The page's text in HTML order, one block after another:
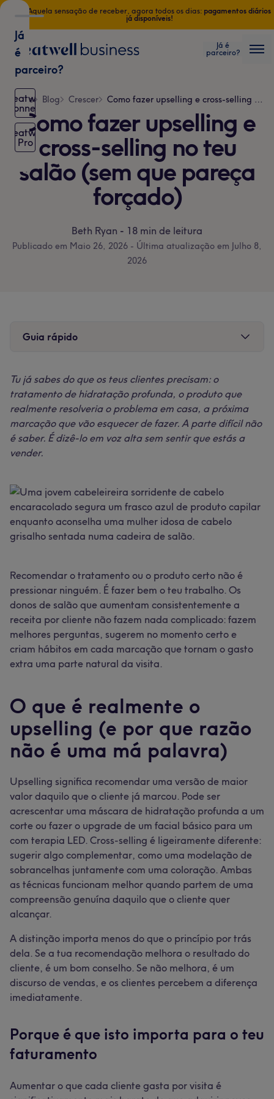
Aquela sensação de receber, agora todos os dias: pagamentos diários
já disponíveis!
Treatwell
Já é
parceiro?
Já
é
parceiro?
Treatwell
Connect
Treatwell
Pro
Home Blog Crescer Como fazer upselling e cross-selling no teu salão (sem que pareça forçado)
Como fazer upselling e
cross-selling no teu
salão (sem que pareça
forçado)
Beth Ryan - 18 min de leitura
Publicado em Maio 26, 2026 - Última atualização em Julho 8,
2026
Guia rápido
é uma má palavra)
Porque é que isto importa para o teu faturamento
Começa com perguntas, não com recomendações
Incentiva a tua equipa a partilhar o que usa no
cadeira
Estrutura o teu menu para incentivar upgrades
Faz da remarcação um hábito, não uma reflexão
tardia
tratamento (não apenas a fatura)
Deixa a tua equipa demonstrar durante o
tratamento
Combina tratamentos que os teus clientes não
sabiam que queriam
Integra o cross-selling na estrutura do teu menu
Usa o Connect para identificar padrões de cross-
Preenche os dias mais calmos
Incentiva os teus clientes a usar a app
Transforma o teu widget de marcação numa
ferramenta de vendas
Monitoriza o que está a funcionar
Erros comuns de upselling a evitar
FAQ
Tu já sabes do que os teus clientes precisam: o
tratamento de hidratação profunda, o produto que
realmente resolveria o problema em casa, a próxima
marcação que vão esquecer de fazer. A parte difícil não
é saber. É dizê-lo em voz alta sem sentir que estás a
vender.
Recomendar o tratamento ou o produto certo não é
pressionar ninguém. É fazer bem o teu trabalho. Os
donos de salão que aumentam consistentemente a
receita por cliente não fazem nada complicado: fazem
melhores perguntas, sugerem no momento certo e
criam hábitos em cada marcação que tornam o gasto
extra uma parte natural da visita.
O que é realmente o
upselling (e por que razão
não é uma má palavra)
Upselling significa recomendar uma versão de maior
valor daquilo que o cliente já marcou. Pode ser
acrescentar uma máscara de hidratação profunda a um
corte ou fazer o upgrade de um facial básico para um
com terapia LED. Cross-selling é ligeiramente diferente:
sugerir algo complementar, como uma modelação de
sobrancelhas juntamente com uma coloração. Ambas
as técnicas funcionam melhor quando partem de uma
compreensão genuína daquilo que o cliente quer
alcançar.
A distinção importa menos do que o princípio por trás
dela. Se a tua recomendação melhora o resultado do
cliente, é um bom conselho. Se não melhora, é um
discurso de vendas, e os clientes percebem a diferença
imediatamente.
Porque é que isto importa para o teu
faturamento
Aumentar o que cada cliente gasta por visita é